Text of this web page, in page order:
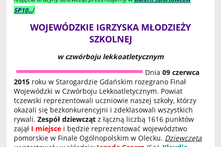
SP10.../
WOJEWÓDZKIE IGRZYSKA MŁODZIEŻY
SZKOLNEJ
w czwórboju lekkoatletycznym
Dnia09 czerwca
2015 roku w Starogardzie Gdańskim rozegrano Finał
Wojewódzki w Czwórboju Lekkoatletycznym. Powiat
tczewski reprezentowali uczniowie naszej szkoły, którzy
okazali się bezkonkurencyjni i zdeklasowali wszystkich
rywali.Zespół dziewcząt z łączną liczbą 1616 punktów
zajął I miejsce i będzie reprezentować województwo
pomorskie w Finale Ogólnopolskim w Olecku. Dziewczęta